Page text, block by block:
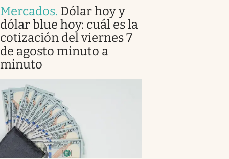
Mercados. Dólar hoy y
dólar blue hoy: cuál es la
cotización del viernes 7
de agosto minuto a
minuto